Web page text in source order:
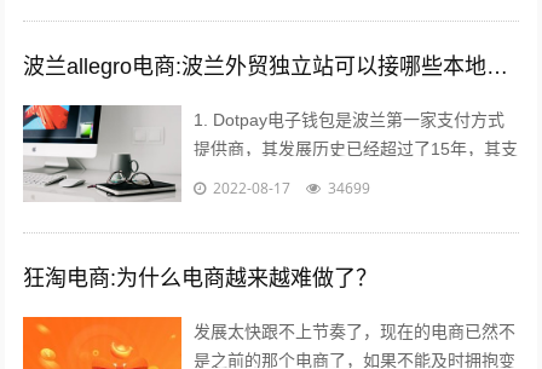
波兰allegro电商:波兰外贸独立站可以接哪些本地支付方式？
1. Dotpay电子钱包是波兰第一家支付方式
提供商，其发展历史已经超过了15年，其支
付渠道涵盖线上支付和线下支付。Dotpay
2022-08-17 34699
狂淘电商:为什么电商越来越难做了？
发展太快跟不上节奏了，现在的电商已然不
是之前的那个电商了，如果不能及时拥抱变